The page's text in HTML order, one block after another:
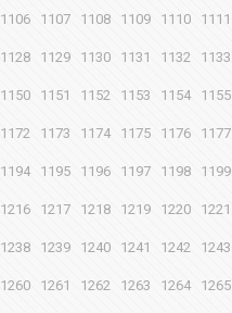
1106 1107 1108 1109 1110 1111
1128 1129 1130 1131 1132 1133
1150 1151 1152 1153 1154 1155
1172 1173 1174 1175 1176 1177
1194 1195 1196 1197 1198 1199
1216 1217 1218 1219 1220 1221
1238 1239 1240 1241 1242 1243
1260 1261 1262 1263 1264 1265